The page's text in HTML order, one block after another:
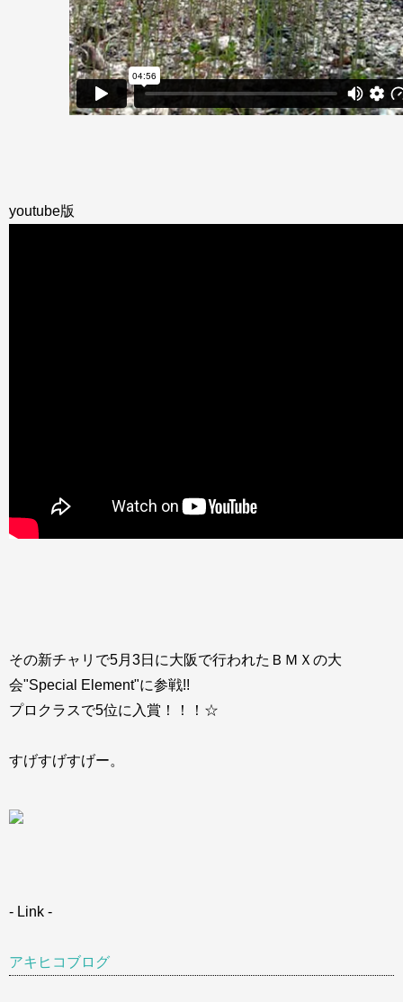
youtube版
その新チャリで5月3日に大阪で行われたＢＭＸの大
会"Special Element"に参戦!!
プロクラスで5位に入賞！！！☆
すげすげすげー。
- Link -
アキヒコブログ